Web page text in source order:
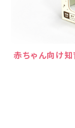
赤ちゃん向け